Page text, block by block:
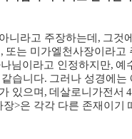
니라고 주장하는데 , 그것
, 또는 미가엘천사장이라고
님이라고 인정하지만, 예
습니다. 그러나 성경에는
있으며 , 데살로니가전서 4
장>은 각각 다른 존재이기